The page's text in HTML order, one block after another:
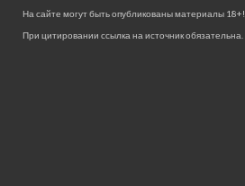
На сайте могут быть опубликованы материалы 18+!
При цитировании ссылка на источник обязательна.